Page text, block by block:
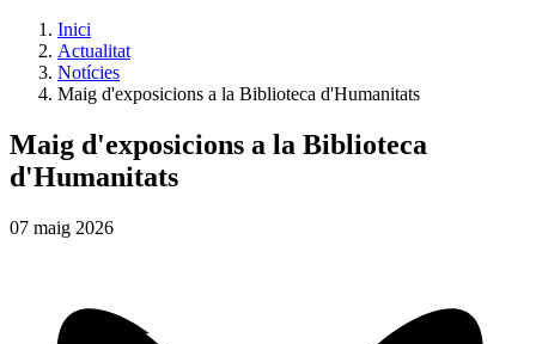
Inici
Actualitat
Notícies
Maig d'exposicions a la Biblioteca d'Humanitats
Maig d'exposicions a la Biblioteca
d'Humanitats
07 maig 2026